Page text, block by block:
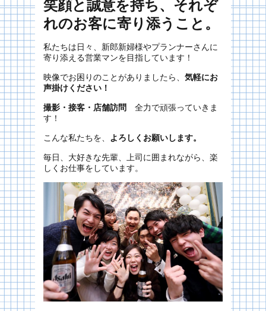
笑顔と誠意を持ち、それぞ
れのお客に寄り添うこと。
私たちは日々、新郎新婦様やプランナーさんに
寄り添える営業マンを目指しています！
映像でお困りのことがありましたら、 気軽にお
声掛けください！
撮影・接客・店舗訪問
全力で頑張っていきま
す！
こんな私たちを、 よろしくお願いします。
毎日、大好きな先輩、上司に囲まれながら、楽
しくお仕事をしています。